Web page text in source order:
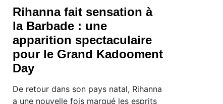
Rihanna fait sensation à
la Barbade : une
apparition spectaculaire
pour le Grand Kadooment
Day
De retour dans son pays natal, Rihanna
a une nouvelle fois marqué les esprits